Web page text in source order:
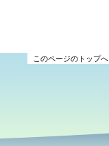
このページのトップへ